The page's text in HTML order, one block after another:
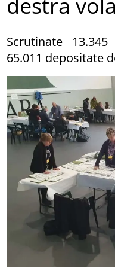
destra
Scrutinate
65.011 depositate